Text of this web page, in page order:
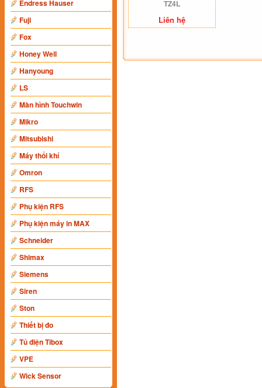
Endress Hauser
Fuji
Fox
Honey Well
Hanyoung
LS
Màn hình Touchwin
Mikro
Mitsubishi
Máy thổi khí
Omron
RFS
Phụ kiện RFS
Phụ kiện máy in MAX
Schneider
Shimax
Siemens
Siren
Ston
Thiết bị đo
Tủ điện Tibox
VPE
Wick Sensor
TZ4L
Liên hệ